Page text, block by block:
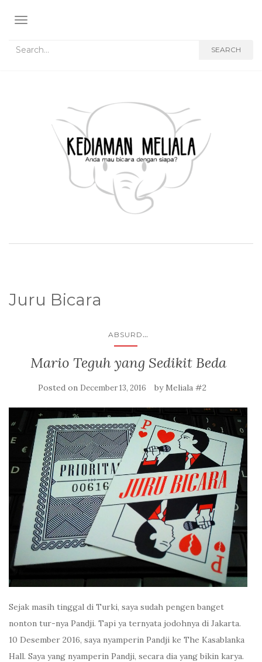
TOGGLE NAVIGATION
Search for: SEARCH
Juru Bicara
ABSURD ...
Mario Teguh yang Sedikit Beda
Posted on December 13, 2016 byMeliala #2
Sejak masih tinggal di Turki, saya sudah pengen banget
nonton tur-nya Pandji. Tapi ya ternyata jodohnya di Jakarta.
10 Desember 2016, saya nyamperin Pandji ke The Kasablanka
Hall. Saya yang nyamperin Pandji, secara dia yang bikin karya.